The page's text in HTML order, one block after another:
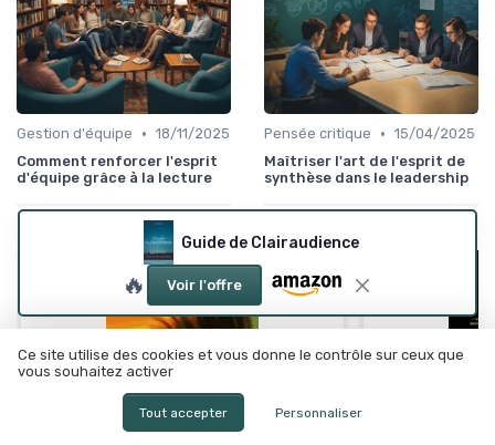
Gestion d'équipe • 18/11/2025
Comment renforcer l'esprit
d'équipe grâce à la lecture
Pensée critique • 15/04/2025
Maîtriser l'art de l'esprit de
synthèse dans le leadership
Guide de Clairaudience
🔥 Voir l'offre
Ce site utilise des cookies et vous donne le contrôle sur ceux que
vous souhaitez activer
Tout accepter Personnaliser